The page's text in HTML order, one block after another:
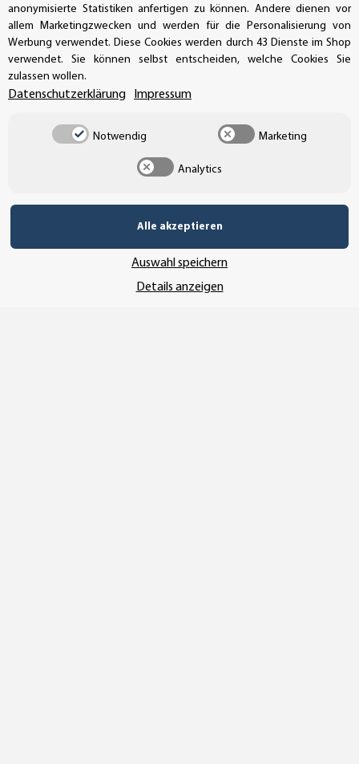
Bestellungen/Support: +49 (0)39-201-28-98-10
Buchhaltung: +49 (0)39-201-28-98-17
info@aufkleberdealer.de
UNSER AFFILIATE-PROGRAMM
UNSERE ZAHLUNGSARTEN*
anonymisierte Statistiken anfertigen zu können. Andere dienen vor
allem Marketingzwecken und werden für die Personalisierung von
Werbung verwendet. Diese Cookies werden durch 43 Dienste im Shop
verwendet. Sie können selbst entscheiden, welche Cookies Sie
zulassen wollen.
Datenschutzerklärung Impressum
Notwendig Marketing
Analytics
Alle akzeptieren
Auswahl speichern
Details anzeigen